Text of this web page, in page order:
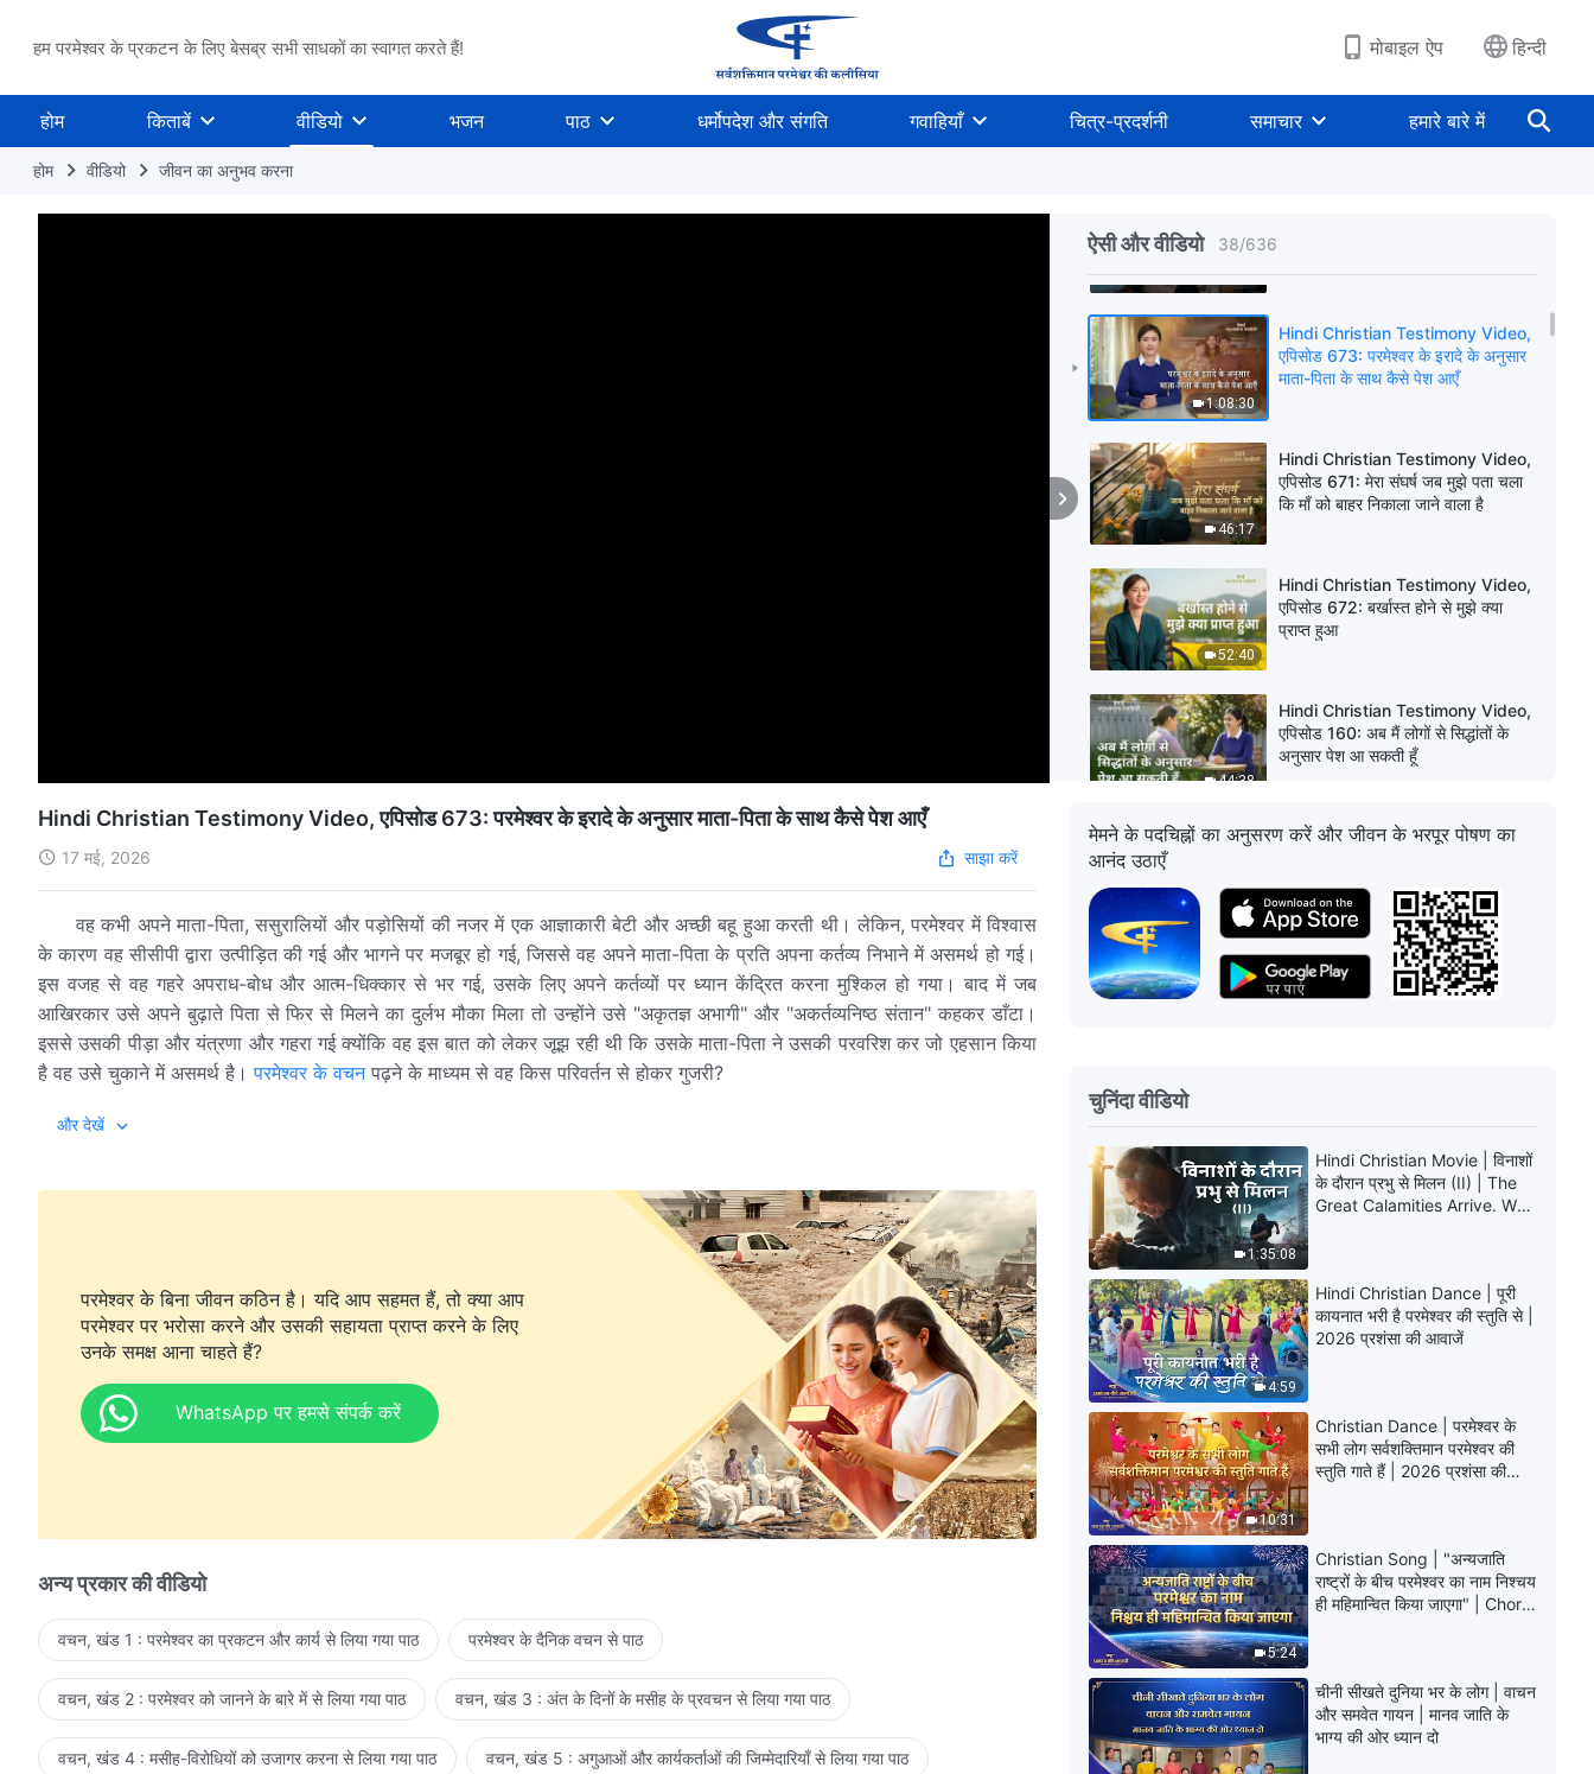
हम परमेश्वर के प्रकटन के लिए बेसब्र सभी साधकों का स्वागत करते हैं! मोबाइल ऐप हिन्दी
होम किताबें वीडियो भजन पाठ धर्मोपदेश और संगति गवाहियाँ चित्र-प्रदर्शनी समाचार हमारे बारे में
होम वीडियो जीवन का अनुभव करना
ऐसी और वीडियो 38/636
1:07:57
पछतावा
56:51
1:08:30
Hindi Christian Testimony Video,
एपिसोड 673: परमेश्वर के इरादे के अनुसार
माता-पिता के साथ कैसे पेश आएँ
46:17
Hindi Christian Testimony Video,
एपिसोड 671: मेरा संघर्ष जब मुझे पता चला
कि माँ को बाहर निकाला जाने वाला है
52:40
Hindi Christian Testimony Video,
एपिसोड 672: बर्खास्त होने से मुझे क्या
प्राप्त हुआ
44:38
Hindi Christian Testimony Video,
एपिसोड 160: अब मैं लोगों से सिद्धांतों के
अनुसार पेश आ सकती हूँ
42:40
Hindi Christian Testimony Video,
Hindi Christian Testimony Video,
एपिसोड 670: मैंने परमेश्वर में विश्वास के
40:00
के प्रति निष्ठावान होना सही तरीका है?
48:07
Hindi Christian Testimony Video,
एपिसोड 668: एक सभा के बाद का चिंतन
45:32
Hindi Christian Testimony Video,
एपिसोड 667: अब मैं अपनी कमजोर
काबिलियत के कारण खुद से हार नहीं मानती
55:33
Hindi Christian Testimony Video,
एपिसोड 666: मैं समझती हूँ कि मैं बहुत ही
स्वार्थी हूँ
39:09
Hindi Christian Testimony Video,
एपिसोड 665: मैंने छद्मवेश और छल से खुद
को नुकसान पहुँचाया
Hindi Christian Testimony Video,
एपिसोड 664: एक छोटी सी बात ने मेरा
असली स्वरूप प्रकट कर दिया
Hindi Christian Testimony Video, एपिसोड 673: परमेश्वर के इरादे के अनुसार माता-पिता के साथ कैसे पेश आएँ
17 मई, 2026 साझा करें
वह कभी अपने माता-पिता, ससुरालियों और पड़ोसियों की नजर में एक आज्ञाकारी बेटी और अच्छी बहू हुआ करती थी। लेकिन, परमेश्वर में विश्वास
के कारण वह सीसीपी द्वारा उत्पीड़ित की गई और भागने पर मजबूर हो गई, जिससे वह अपने माता-पिता के प्रति अपना कर्तव्य निभाने में असमर्थ हो गई।
इस वजह से वह गहरे अपराध-बोध और आत्म-धिक्कार से भर गई, उसके लिए अपने कर्तव्यों पर ध्यान केंद्रित करना मुश्किल हो गया। बाद में जब
आखिरकार उसे अपने बुढ़ाते पिता से फिर से मिलने का दुर्लभ मौका मिला तो उन्होंने उसे "अकृतज्ञ अभागी" और "अकर्तव्यनिष्ठ संतान" कहकर डाँटा।
इससे उसकी पीड़ा और यंत्रणा और गहरा गई क्योंकि वह इस बात को लेकर जूझ रही थी कि उसके माता-पिता ने उसकी परवरिश कर जो एहसान किया
है वह उसे चुकाने में असमर्थ है।परमेश्वर के वचनपढ़ने के माध्यम से वह किस परिवर्तन से होकर गुजरी?
और देखें
परमेश्वर के बिना जीवन कठिन है। यदि आप सहमत हैं, तो क्या आप
परमेश्वर पर भरोसा करने और उसकी सहायता प्राप्त करने के लिए
उनके समक्ष आना चाहते हैं?
WhatsApp पर हमसे संपर्क करें
अन्य प्रकार की वीडियो
वचन, खंड 1 : परमेश्वर का प्रकटन और कार्य से लिया गया पाठ परमेश्वर के दैनिक वचन से पाठ
वचन, खंड 2 : परमेश्वर को जानने के बारे में से लिया गया पाठ वचन, खंड 3 : अंत के दिनों के मसीह के प्रवचन से लिया गया पाठ
वचन, खंड 4 : मसीह-विरोधियों को उजागर करना से लिया गया पाठ वचन, खंड 5 : अगुआओं और कार्यकर्ताओं की जिम्मेदारियाँ से लिया गया पाठ
मेमने के पदचिह्नों का अनुसरण करें और जीवन के भरपूर पोषण का
आनंद उठाएँ
चुनिंदा वीडियो
1:35:08
Hindi Christian Movie | विनाशों
के दौरान प्रभु से मिलन (II) | The
Great Calamities Arrive. Who
4:59
Hindi Christian Dance | पूरी
कायनात भरी है परमेश्वर की स्तुति से |
2026 प्रशंसा की आवाजें
10:31
Christian Dance | परमेश्वर के
सभी लोग सर्वशक्तिमान परमेश्वर की
स्तुति गाते हैं | 2026 प्रशंसा की
5:24
Christian Song | "अन्यजाति
राष्ट्रों के बीच परमेश्वर का नाम निश्चय
ही महिमान्वित किया जाएगा" | Choral
चीनी सीखते दुनिया भर के लोग | वाचन
और समवेत गायन | मानव जाति के
भाग्य की ओर ध्यान दो